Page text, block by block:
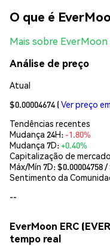
O que é
Mais sobre EverMoon
Análise de preço
Atual
$0.00004674 (Ver preço
Tendências recentes
Mudança 24H: -1.80%
Mudança 7D:+0.40%
Capitalização de
Máx/Mín 7D: $0.00004758/
Sentimento da
--
EverMoon ERC
tempo real